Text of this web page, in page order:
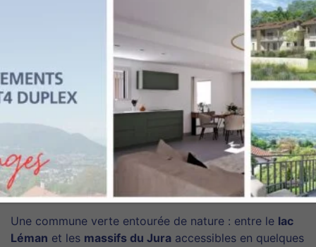
sur la chaîne du Mont Blanc et
sur la nature d’arbres centenaires
entièrement
parc paysager calme
PRÉVESSIN-MOËNS
dynamique et bien équipée: enseignement
jusqu’au collège, centre-ville avec commerces, centre
commerciaux, installations sportives, patrimoine
historique…
Une commune verte entourée de nature : entre le lac
Léman et les massifs du Jura accessibles en quelques